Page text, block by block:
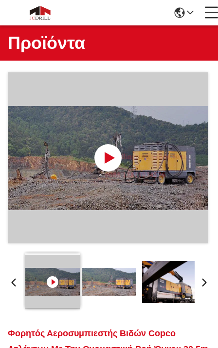
Προϊόντα
Φορητός Αεροσυμπιεστής Βιδών Copco